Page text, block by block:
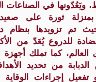
ويَعُدّونها في الصناعات
بمنزلة ثورة على
بحيث تم تزويدها
للدروع يُعَدّ من
كما تملك أجهزة
الدبابة من تحديد
تفعيل إجراءات